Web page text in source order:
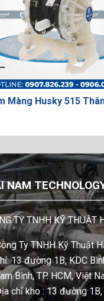
Husky 515 Thân Nhựa
NAM
TY TNHH KỸ THUẬT
Ty TNHH Kỹ Thuật
13 đường 1B, KDC
Bình, TP. HCM, Việt
chỉ kho : 13 đường 1B,